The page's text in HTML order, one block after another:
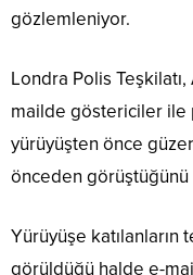
gözlemleniyor.
Londra Polis
mailde göstericiler ile
yürüyüşten önce
önceden
Yürüyüşe katılanların
görüldüğü halde e-